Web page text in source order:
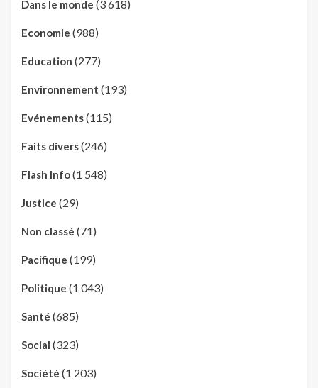
Dans le monde (3 618)
Economie (988)
Education (277)
Environnement (193)
Evénements(115)
Faits divers(246)
Flash Info(1 548)
Justice (29)
Non classé (71)
Pacifique (199)
Politique (1 043)
Santé (685)
Social (323)
Société (1 203)